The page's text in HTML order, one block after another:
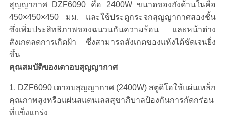
สุญญากาศ DZF6090 คือ 2400W ขนาดของถังด้านในคือ
450×450×450 มม. และใช้ประตูกระจกสุญญากาศสองชั้น
ซึ่งเพิ่มประสิทธิภาพของฉนวนกันความร้อน และหน้าต่าง
สังเกตลดการเกิดฝ้า ซึ่งสามารถสังเกตของแห้งได้ชัดเจนยิ่ง
ขึ้น
คุณสมบัติของเตาอบสุญญากาศ
1. DZF6090 เตาอบสุญญากาศ (2400W) สตูดิโอใช้แผ่นเหล็ก
คุณภาพสูงหรือแผ่นสแตนเลสสุขาภิบาลป้องกันการกัดกร่อน
ที่แข็งแกร่ง